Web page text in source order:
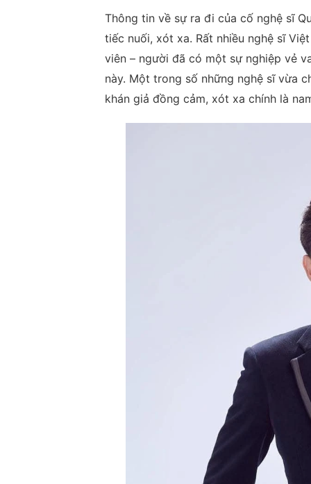
Thông tin về sự ra đi của cố nghệ sĩ
tiếc nuối, xót xa. Rất nhiều nghệ sĩ
viên – người đã có một sự nghiệp vẻ
này. Một trong số những nghệ sĩ vừa
khán giả đồng cảm, xót xa chính là